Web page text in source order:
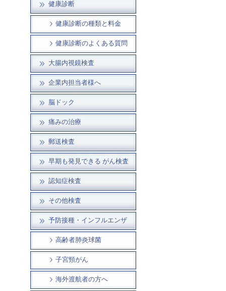
健康診断
健康診断の種類と料金
健康診断のよくある質問
大腸内視鏡検査
企業内担当者様へ
脳ドック
痛みの治療
郵送検査
早期も発見できる がん検査
認知症検査
その他検査
予防接種・インフルエンザ
高齢者肺炎球菌
子宮頸がん
海外渡航者の方へ